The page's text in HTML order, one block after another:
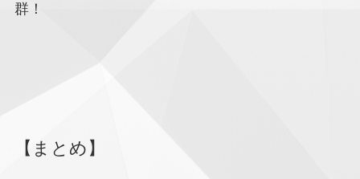
群！
【まとめ】